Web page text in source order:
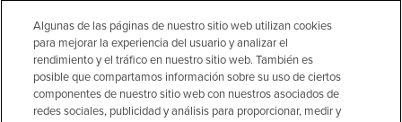
© 2026 Encompass Health Corporation
Algunas de las páginas de nuestro sitio web utilizan cookies
para mejorar la experiencia del usuario y analizar el
rendimiento y el tráfico en nuestro sitio web. También es
posible que compartamos información sobre su uso de ciertos
componentes de nuestro sitio web con nuestros asociados de
redes sociales, publicidad y análisis para proporcionar, medir y